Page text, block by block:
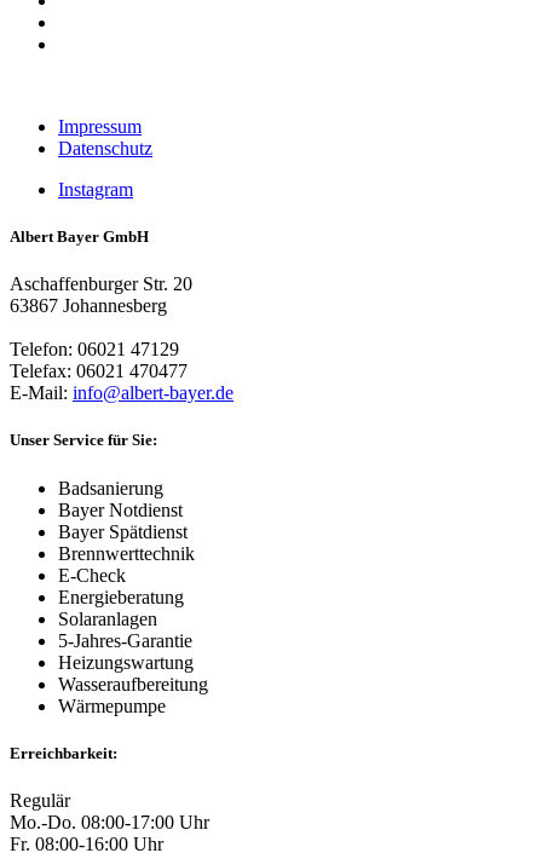
Impressum
Datenschutz
Instagram
Albert Bayer GmbH
Aschaffenburger Str. 20
63867 Johannesberg
Telefon: 06021 47129
Telefax: 06021 470477
E-Mail: info@albert-bayer.de
Unser Service für Sie:
Badsanierung
Bayer Notdienst
Bayer Spätdienst
Brennwerttechnik
E-Check
Energieberatung
Solaranlagen
5-Jahres-Garantie
Heizungswartung
Wasseraufbereitung
Wärmepumpe
Erreichbarkeit:
Regulär
Mo.-Do. 08:00-17:00 Uhr
Fr. 08:00-16:00 Uhr